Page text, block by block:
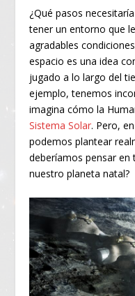
¿Qué pasos
tener un entorno que
agradables
espacio es una idea
jugado a lo largo del
ejemplo, tenemos
imagina cómo la
Sistema Solar. Pero,
podemos plantear
deberíamos pensar en
nuestro planeta natal?